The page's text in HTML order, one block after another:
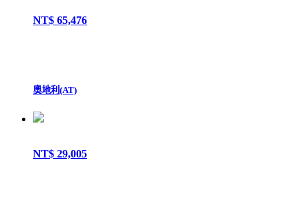
NT$ 65,476
奧地利(AT)
NT$ 29,005